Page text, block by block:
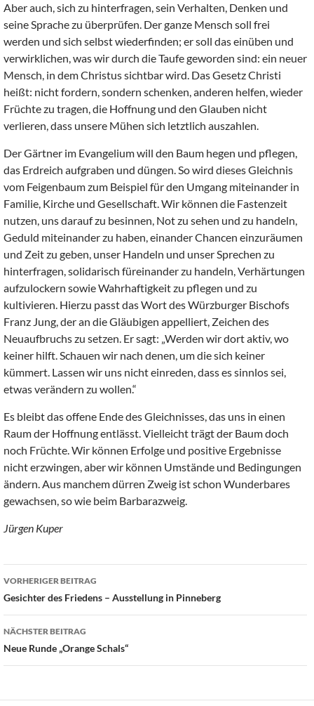
Aber auch, sich zu hinterfragen, sein Verhalten, Denken und
seine Sprache zu überprüfen. Der ganze Mensch soll frei
werden und sich selbst wiederfinden; er soll das einüben und
verwirklichen, was wir durch die Taufe geworden sind: ein neuer
Mensch, in dem Christus sichtbar wird. Das Gesetz Christi
heißt: nicht fordern, sondern schenken, anderen helfen, wieder
Früchte zu tragen, die Hoffnung und den Glauben nicht
verlieren, dass unsere Mühen sich letztlich auszahlen.
Der Gärtner im Evangelium will den Baum hegen und pflegen,
das Erdreich aufgraben und düngen. So wird dieses Gleichnis
vom Feigenbaum zum Beispiel für den Umgang miteinander in
Familie, Kirche und Gesellschaft. Wir können die Fastenzeit
nutzen, uns darauf zu besinnen, Not zu sehen und zu handeln,
Geduld miteinander zu haben, einander Chancen einzuräumen
und Zeit zu geben, unser Handeln und unser Sprechen zu
hinterfragen, solidarisch füreinander zu handeln, Verhärtungen
aufzulockern sowie Wahrhaftigkeit zu pflegen und zu
kultivieren. Hierzu passt das Wort des Würzburger Bischofs
Franz Jung, der an die Gläubigen appelliert, Zeichen des
Neuaufbruchs zu setzen. Er sagt: „Werden wir dort aktiv, wo
keiner hilft. Schauen wir nach denen, um die sich keiner
kümmert. Lassen wir uns nicht einreden, dass es sinnlos sei,
etwas verändern zu wollen.“
Es bleibt das offene Ende des Gleichnisses, das uns in einen
Raum der Hoffnung entlässt. Vielleicht trägt der Baum doch
noch Früchte. Wir können Erfolge und positive Ergebnisse
nicht erzwingen, aber wir können Umstände und Bedingungen
ändern. Aus manchem dürren Zweig ist schon Wunderbares
gewachsen, so wie beim Barbarazweig.
Jürgen Kuper
Beitragsnavigation
VORHERIGER BEITRAG
Gesichter des Friedens – Ausstellung in Pinneberg
NÄCHSTER BEITRAG
Neue Runde „Orange Schals“